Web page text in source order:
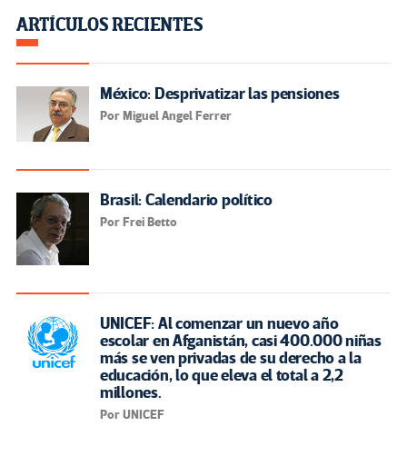
ARTÍCULOS RECIENTES
México: Desprivatizar las pensiones
Por Miguel Angel Ferrer
Brasil: Calendario político
Por Frei Betto
UNICEF: Al comenzar un nuevo año
escolar en Afganistán, casi 400.000 niñas
más se ven privadas de su derecho a la
educación, lo que eleva el total a 2,2
millones.
Por UNICEF